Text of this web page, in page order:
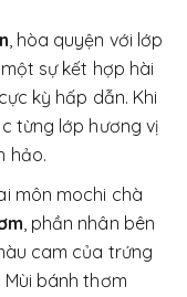
, hòa quyện với lớp
sự kết hợp hài
kỳ hấp dẫn. Khi
từng lớp hương vị
hảo.
môn mochi chà
, phần nhân bên
cam của trứng
bánh thơm